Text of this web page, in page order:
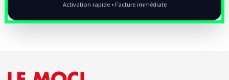
Activation rapide • Facture immédiate